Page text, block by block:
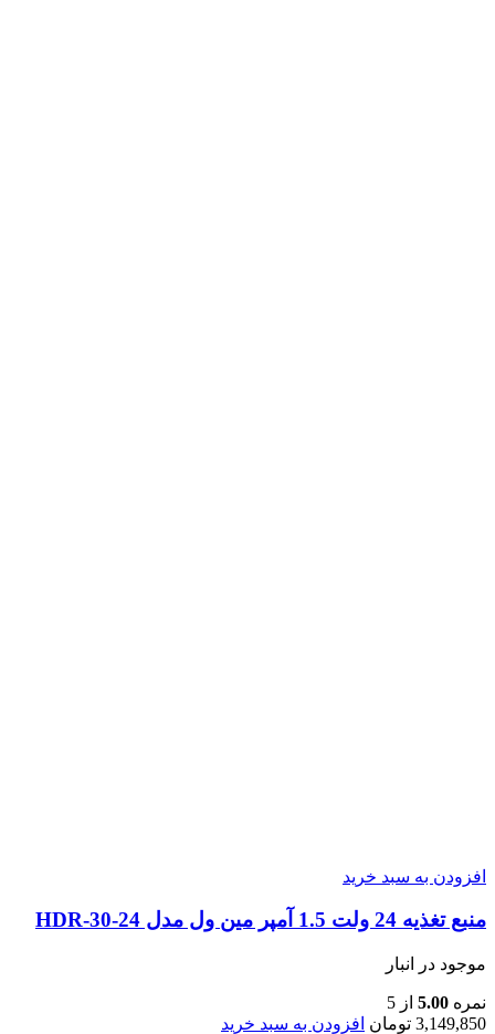
افزودن به سبد خرید
منبع تغذیه 24 ولت 1.5 آمپر مین ول مدل HDR-30-24
موجود در انبار
نمره 5.00 از 5
3,149,850 تومان افزودن به سبد خرید